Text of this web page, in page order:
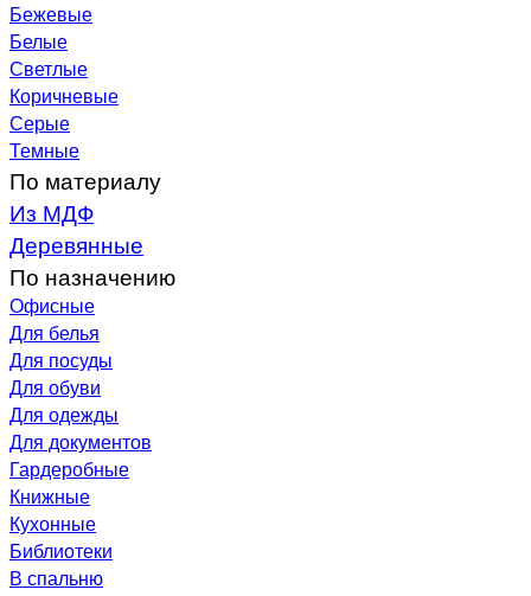
Бежевые
Белые
Светлые
Коричневые
Серые
Темные
По материалу
Из МДФ
Деревянные
По назначению
Офисные
Для белья
Для посуды
Для обуви
Для одежды
Для документов
Гардеробные
Книжные
Кухонные
Библиотеки
В спальню